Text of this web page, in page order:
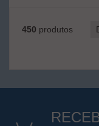
450 produtos